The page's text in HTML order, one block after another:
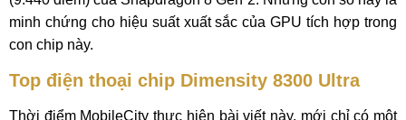
minh chứng cho hiệu suất xuất sắc của GPU tích hợp trong
con chip này.
Top điện thoại chip Dimensity 8300 Ultra
Thời điểm MobileCity thực hiện bài viết này, mới chỉ có một